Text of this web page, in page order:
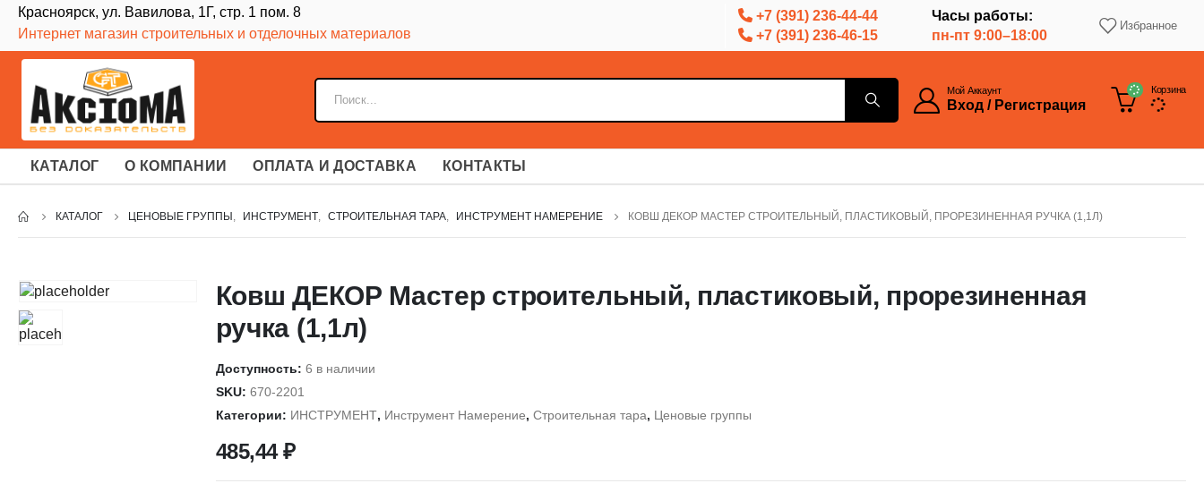
Красноярск, ул. Вавилова, 1Г, стр. 1 пом. 8
Интернет магазин строительных и отделочных материалов
+7 (391) 236-44-44
+7 (391) 236-46-15
Часы работы:
пн-пт 9:00–18:00
Избранное
Мой Аккаунт
Вход / Регистрация
Корзина
КАТАЛОГ О КОМПАНИИ ОПЛАТА И ДОСТАВКА КОНТАКТЫ
КАТАЛОГ ЦЕНОВЫЕ ГРУППЫ , ИНСТРУМЕНТ, СТРОИТЕЛЬНАЯ ТАРА, ИНСТРУМЕНТ НАМЕРЕНИЕ КОВШ ДЕКОР МАСТЕР СТРОИТЕЛЬНЫЙ, ПЛАСТИКОВЫЙ, ПРОРЕЗИНЕННАЯ РУЧКА (1,1Л)
Ковш ДЕКОР Мастер строительный, пластиковый, прорезиненная
ручка (1,1л)
Доступность: 6 в наличии
SKU: 670-2201
Категории: ИНСТРУМЕНТ, Инструмент Намерение, Строительная тара, Ценовые группы
485,44₽